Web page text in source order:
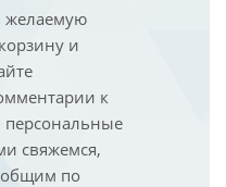
желаемую
и
к
персональные
свяжемся,
по